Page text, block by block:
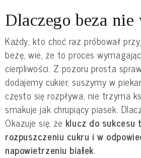
Dlaczego beza
Każdy, kto choć raz próbował
bezę, wie, że to proces
cierpliwości. Z pozoru prosta
dodajemy cukier, suszymy w
często się rozpływa, nie trzyma
smakuje jak chrupiący piasek.
Okazuje się, że klucz do sukcesu
rozpuszczeniu cukru i w
napowietrzeniu białek.